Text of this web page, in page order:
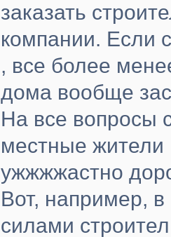
заказать
компании. Если
, все более
дома вообще
На все вопросы
местные жители
ужжжжастно
Вот, например,
силами